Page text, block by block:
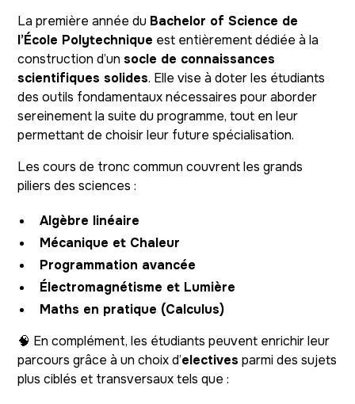
La première année du Bachelor of Science de
l’École Polytechnique est entièrement dédiée à la
construction d’unsocle de connaissances
scientifiques solides. Elle vise à doter les étudiants
des outils fondamentaux nécessaires pour aborder
sereinement la suite du programme, tout en leur
permettant de choisir leur future spécialisation.
Les cours de tronc commun couvrent les grands
piliers des sciences :
Algèbre linéaire
Mécanique et Chaleur
Programmation avancée
Électromagnétisme et Lumière
Maths en pratique (Calculus)
🧠 En complément, les étudiants peuvent enrichir leur
parcours grâce à un choix d’electives parmi des sujets
plus ciblés et transversaux tels que :